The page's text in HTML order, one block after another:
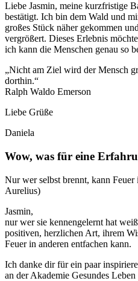
Liebe Jasmin, meine kurzfristige
bestätigt. Ich bin dem Wald und
großes Stück näher gekommen
vergrößert. Dieses Erlebnis
ich kann die Menschen genau so
„Nicht am Ziel wird der Mensch
dorthin.“
Ralph Waldo Emerson
Liebe Grüße
Daniela
Wow, was für eine
Nur wer selbst brennt, kann
Aurelius)
Jasmin,
nur wer sie kennengelernt hat
positiven, herzlichen Art, ihrem
Feuer in anderen entfachen kann.
Ich danke dir für ein paar
an der Akademie Gesundes